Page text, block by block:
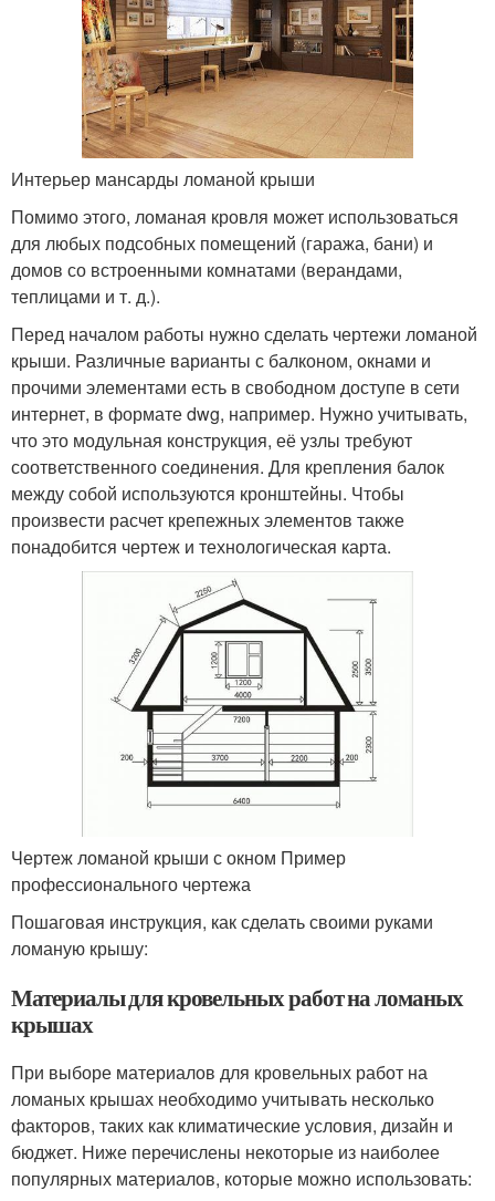
Интерьер мансарды ломаной крыши
Помимо этого, ломаная кровля может использоваться
для любых подсобных помещений (гаража, бани) и
домов со встроенными комнатами (верандами,
теплицами и т. д.).
Перед началом работы нужно сделать чертежи ломаной
крыши. Различные варианты с балконом, окнами и
прочими элементами есть в свободном доступе в сети
интернет, в формате dwg, например. Нужно учитывать,
что это модульная конструкция, её узлы требуют
соответственного соединения. Для крепления балок
между собой используются кронштейны. Чтобы
произвести расчет крепежных элементов также
понадобится чертеж и технологическая карта.
Чертеж ломаной крыши с окном Пример
профессионального чертежа
Пошаговая инструкция, как сделать своими руками
ломаную крышу:
Материалы для кровельных работ на ломаных
крышах
При выборе материалов для кровельных работ на
ломаных крышах необходимо учитывать несколько
факторов, таких как климатические условия, дизайн и
бюджет. Ниже перечислены некоторые из наиболее
популярных материалов, которые можно использовать: